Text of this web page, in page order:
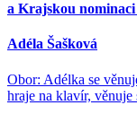
a Krajskou nominaci
Adéla Šašková
Obor: Adélka se
hraje na klavír, věnuje